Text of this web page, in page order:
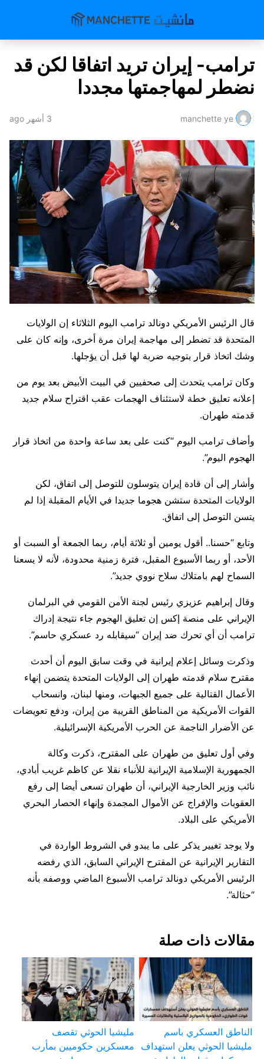
ترامب- إيران تريد اتفاقا لكن قد
نضطر لمهاجمتها مجددا
manchette ye 3 أشهر ago
قال الرئيس الأمريكي دونالد ترامب اليوم ​الثلاثاء إن الولايات
المتحدة قد تضطر إلى مهاجمة إيران مرة أخرى، وإنه كان على
وشك اتخاذ قرار بتوجيه ضربة لها قبل ‌أن يؤجلها.
وكان ترامب يتحدث إلى صحفيين في البيت الأبيض بعد يوم من
إعلانه تعليق خطة لاستئناف الهجمات عقب اقتراح سلام جديد
قدمته طهران.
وأضاف ترامب اليوم “كنت على بعد ساعة واحدة من اتخاذ قرار
الهجوم اليوم”.
وأشار إلى أن قادة إيران يتوسلون للتوصل إلى اتفاق، لكن
الولايات المتحدة ستشن هجوما جديدا في الأيام المقبلة إذا لم
يتسن التوصل إلى اتفاق.
وتابع “حسنا.. أقول يومين أو ​ثلاثة أيام، ربما الجمعة أو السبت أو
الأحد، أو ربما الأسبوع المقبل، فترة زمنية محدودة، لأنه لا يسعنا
السماح لهم بامتلاك سلاح نووي ​جديد”.
وقال إبراهيم عزيزي رئيس لجنة الأمن القومي في البرلمان
الإيراني على منصة إكس إن تعليق الهجوم جاء نتيجة إدراك
⁠ترامب أن أي تحرك ضد إيران “سيقابله رد عسكري حاسم”.
وذكرت وسائل إعلام إيرانية في وقت سابق اليوم أن أحدث
مقترح سلام قدمته طهران إلى الولايات المتحدة يتضمن إنهاء
الأعمال القتالية على جميع الجبهات، ومنها لبنان، وانسحاب
القوات الأمريكية من المناطق القريبة من إيران، ودفع تعويضات
عن الأضرار الناجمة عن الحرب الأمريكية الإسرائيلية.
وفي أول ​تعليق من طهران على المقترح، ذكرت وكالة
الجمهورية الإسلامية الإيرانية للأنباء نقلا عن كاظم غريب أبادي،
نائب وزير الخارجية الإيراني، أن طهران تسعى أيضا إلى رفع
العقوبات والإفراج عن الأموال المجمدة وإنهاء الحصار البحري
الأمريكي على البلاد.
ولا يوجد تغيير يذكر على ما يبدو في الشروط الواردة في
التقارير الإيرانية عن المقترح الإيراني السابق، الذي رفضه
الرئيس الأمريكي دونالد ترامب الأسبوع الماضي ووصفه بأنه
“حثالة”.
مقالات ذات صلة
الناطق العسكري باسم
مليشيا الحوثي يعلن استهداف
مليشيا الحوثي تقصف
معسكرين حكوميين بمأرب